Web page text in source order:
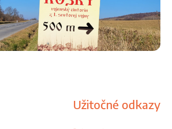
Užitočné odkazy